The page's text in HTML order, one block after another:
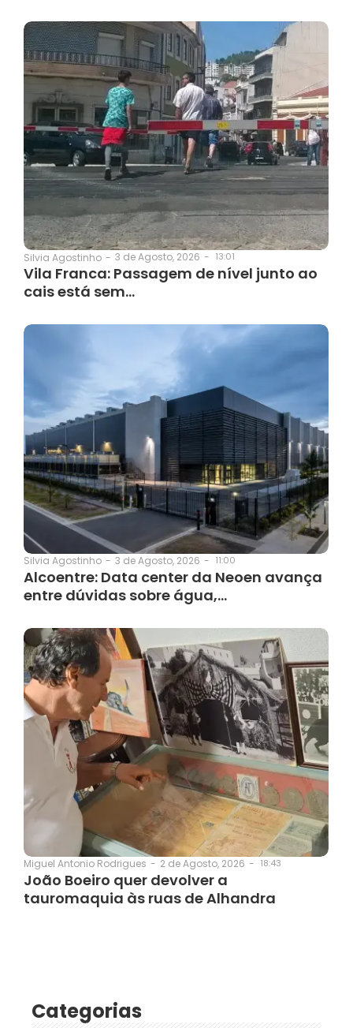
Silvia Agostinho - 3 de Agosto, 2026 - 13:01
Vila Franca: Passagem de nível junto ao
cais está sem…
Silvia Agostinho - 3 de Agosto, 2026 - 11:00
Alcoentre: Data center da Neoen avança
entre dúvidas sobre água,…
Miguel Antonio Rodrigues - 2 de Agosto, 2026 - 18:43
João Boeiro quer devolver a
tauromaquia às ruas de Alhandra
Categorias